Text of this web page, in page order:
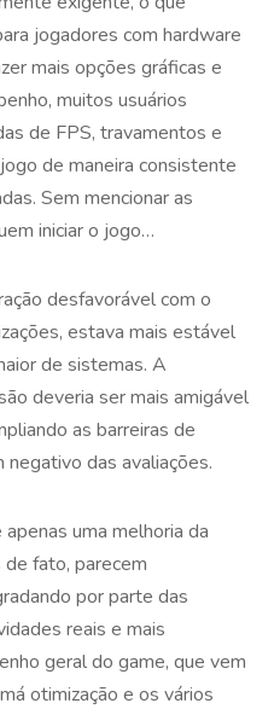
jogadores com hardware
mais opções gráficas e
muitos usuários
de FPS, travamentos e
de maneira consistente
Sem mencionar as
iniciar o jogo…
desfavorável com o
estava mais estável
de sistemas. A
deveria ser mais amigável
as barreiras de
das avaliações.
uma melhoria da
fato, parecem
por parte das
reais e mais
geral do game, que vem
otimização e os vários